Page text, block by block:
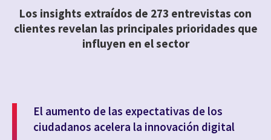
Los insights extraídos de 273 entrevistas con
clientes revelan las principales prioridades que
influyen en el sector
El aumento de las expectativas de los
ciudadanos acelera la innovación digital